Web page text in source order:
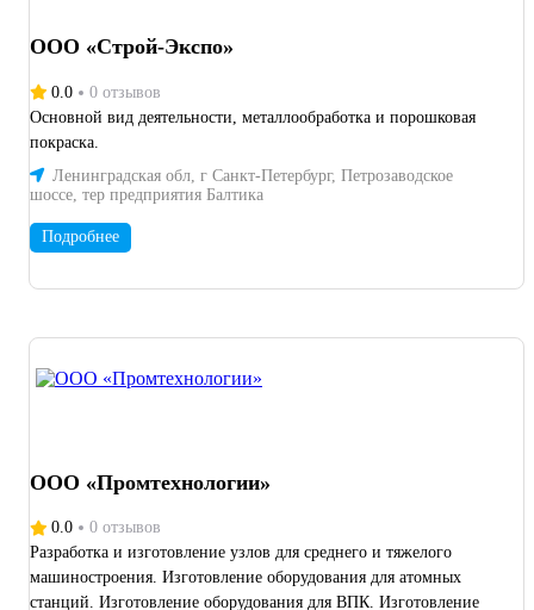
ООО «Строй-Экспо»
0.0
0 отзывов
Основной вид деятельности, металлообработка и порошковая
покраска.
Ленинградская обл, г Санкт-Петербург, Петрозаводское
шоссе, тер предприятия Балтика
Подробнее
ООО «Промтехнологии»
0.0
0 отзывов
Разработка и изготовление узлов для среднего и тяжелого
машиностроения. Изготовление оборудования для атомных
станций. Изготовление оборудования для ВПК. Изготовление